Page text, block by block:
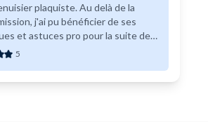
plaquiste. Au delà de la
j'ai pu bénéficier de ses
et astuces pro pour la suite de
pas à faire appel à lui !
5